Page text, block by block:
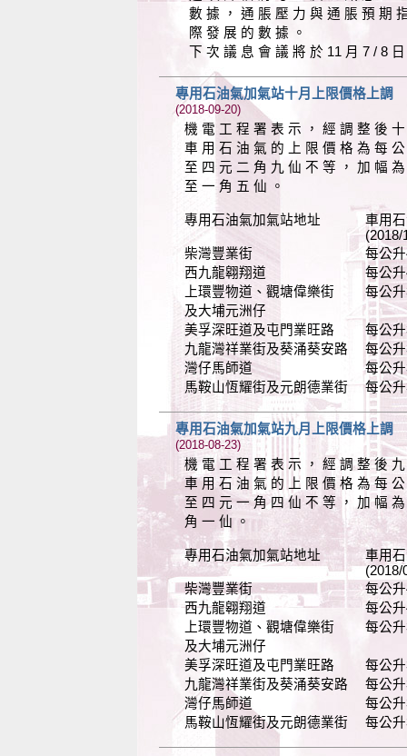
數 據 ， 通 脹 壓 力 與 通 脹 預 期
際 發 展 的 數 據 。
下 次 議 息 會 議 將 於 11 月 7 / 8
專用石油氣加氣站十月上限價格上調
(2018-09-20)
機 電 工 程 署 表 示 ， 經 調 整 後
車 用 石 油 氣 的 上 限 價 格 為 每
至 四 元 二 角 九 仙 不 等 ， 加 幅
至 一 角 五 仙 。
專用石油氣加氣站地址 車用石
(2018/10/01-
柴灣豐業街 每公升4.29
西九龍翱翔道 每公升4.29
上環豐物道、觀塘偉樂街 每公升
及大埔元洲仔
美孚深旺道及屯門業旺路 每公升
九龍灣祥業街及葵涌葵安路 每公升
灣仔馬師道 每公升3.96
馬鞍山恆耀街及元朗德業街 每公升
專用石油氣加氣站九月上限價格上調
(2018-08-23)
機 電 工 程 署 表 示 ， 經 調 整 後
車 用 石 油 氣 的 上 限 價 格 為 每
至 四 元 一 角 四 仙 不 等 ， 加 幅
角 一 仙 。
專用石油氣加氣站地址 車用石
(2018/09/01-
柴灣豐業街 每公升4.14
西九龍翱翔道 每公升4.14
上環豐物道、觀塘偉樂街 每公升
及大埔元洲仔
美孚深旺道及屯門業旺路 每公升
九龍灣祥業街及葵涌葵安路 每公升
灣仔馬師道 每公升3.81
馬鞍山恆耀街及元朗德業街 每公升